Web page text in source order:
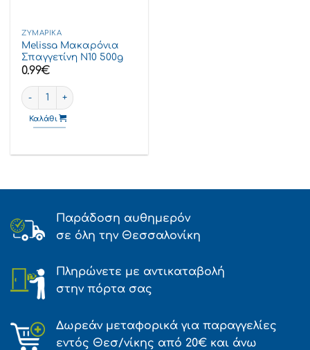
ΖΥΜΑΡΙΚΆ
Melissa Μακαρόνια
Σπαγγετίνη Ν10 500g
0.99€
Melissa Μακαρόνια Σπαγγετίνη Ν10 500g ποσότητα
Καλάθι
Παράδοση αυθημερόν
σε όλη την Θεσσαλονίκη
Πληρώνετε με αντικαταβολή
στην πόρτα σας
Δωρεάν μεταφορικά για παραγγελίες
εντός Θεσ/νίκης από 20€ και άνω